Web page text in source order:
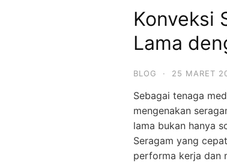
Konveksi
Lama
BLOG · 25 MARET
Sebagai tenaga
mengenakan
lama bukan hanya
Seragam yang
performa kerja dan